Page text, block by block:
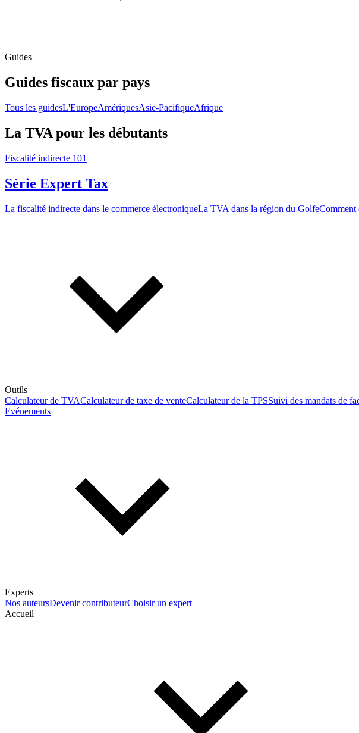
Guides
Guides fiscaux par pays
Tous les guidesL'EuropeAmériquesAsie-PacifiqueAfrique
La TVA pour les débutants
Fiscalité indirecte 101
Série Expert Tax
La fiscalité indirecte dans le commerce électroniqueLa TVA dans la région du GolfeComment
Outils
Calculateur de TVACalculateur de taxe de venteCalculateur de la TPSSuivi des mandats de
Evénements
Experts
Nos auteursDevenir contributeurChoisir un expert
Accueil